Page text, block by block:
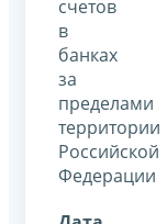
счетов
в
банках
за
пределами
территории
Российской
Федерации